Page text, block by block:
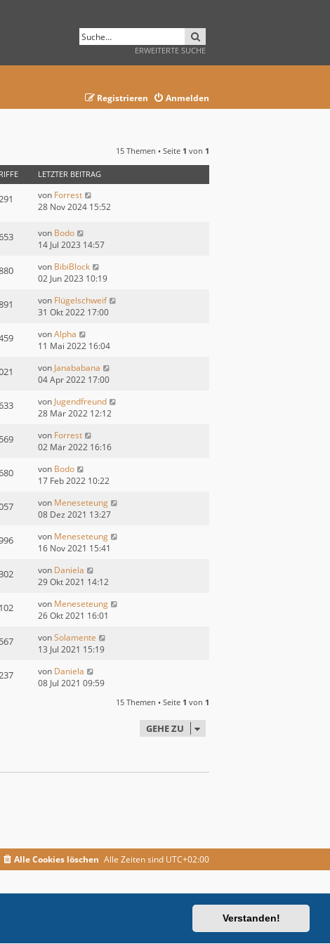
Verstanden!
ERWEITERTE SUCHE
Anmelden
Registrieren
15 Themen • Seite 1 von 1
LETZTER BEITRAG
von Forrest
28 Nov 2024 15:52
von Bodo
14 Jul 2023 14:57
von BibiBlock
02 Jun 2023 10:19
von Flügelschweif
31 Okt 2022 17:00
vonAlpha
11 Mai 2022 16:04
von Janababana
04 Apr 2022 17:00
vonJugendfreund
28 Mär 2022 12:12
von Forrest
02 Mär 2022 16:16
von Bodo
17 Feb 2022 10:22
von Meneseteung
08 Dez 2021 13:27
von Meneseteung
16 Nov 2021 15:41
von Daniela
29 Okt 2021 14:12
von Meneseteung
26 Okt 2021 16:01
vonSolamente
13 Jul 2021 15:19
von Daniela
08 Jul 2021 09:59
15 Themen • Seite 1 von 1
GEHE ZU
Alle Zeiten sind UTC+02:00
Alle Cookies löschen